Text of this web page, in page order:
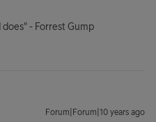
- Forrest Gump
Forum|Forum|10 years ago